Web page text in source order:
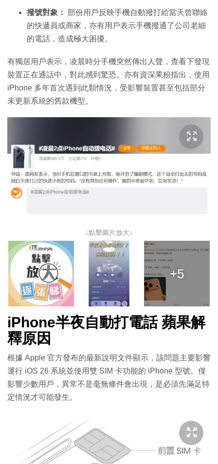
撥號對象： 部份用戶反映手機自動撥打給當天曾聯絡
的快遞員或商家，亦有用戶表示手機撥通了公司老細
的電話，造成極大困擾。
有獨居用戶表示，凌晨時分手機突然傳出人聲，查看下發現
裝置正在通話中，對此感到驚恐。亦有資深果粉指出，使用
iPhone 多年首次遇到此類情況，受影響裝置甚至包括部分
未更新系統的舊款機型。
↓點擊圖片放大↓
+5
iPhone半夜自動打電話 蘋果解
釋原因
根據 Apple 官方發布的最新說明文件顯示，該問題主要影響
運行 iOS 26 系統並使用雙 SIM 卡功能的 iPhone 型號。僅
影響少數用戶，異常不是毫無條件會出現，是必須先滿足特
定情況才可能發生。